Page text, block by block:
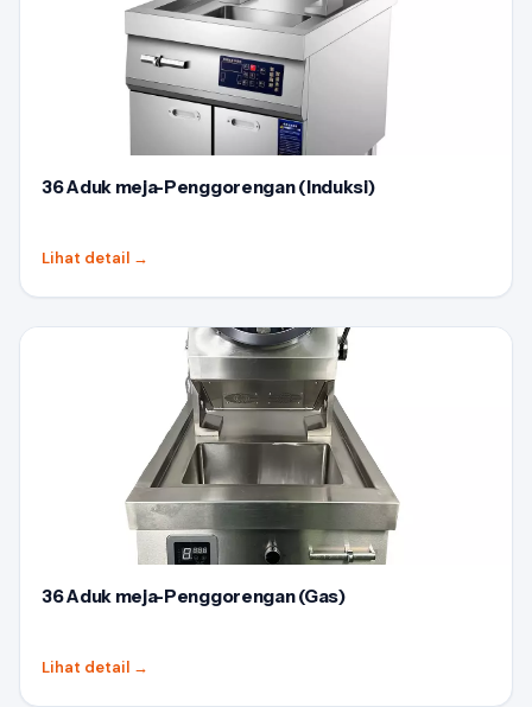
36 Aduk meja-Penggorengan (Induksi)
Lihat detail →
36 Aduk meja-Penggorengan (Gas)
Lihat detail →